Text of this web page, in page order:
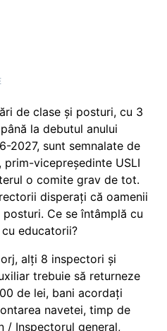
de clase și posturi, cu 3
la debutul anului
2027, sunt semnalate de
prim-vicepreședinte USLI
o comite grav de tot.
disperați că oamenii
posturi. Ce se întâmplă cu
educatorii?
alți 8 inspectori și
trebuie să returneze
de lei, bani acordați
navetei, timp de
/ Inspectorul general,